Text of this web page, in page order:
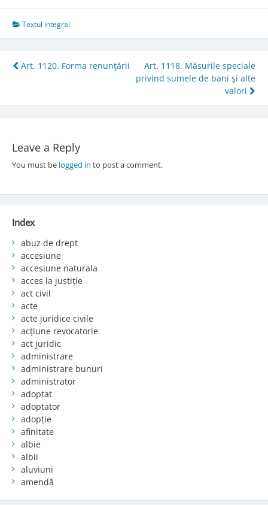
Textul integral
Post
Art. 1120. Forma renunţării
Art. 1118. Măsurile speciale
privind sumele de bani şi alte
valori
Leave a Reply
You must be logged in to post a comment.
Index
abuz de drept
accesiune
accesiune naturala
acces la justiție
act civil
acte
acte juridice civile
acțiune revocatorie
act juridic
administrare
administrare bunuri
administrator
adoptat
adoptator
adopție
afinitate
albie
albii
aluviuni
amendă